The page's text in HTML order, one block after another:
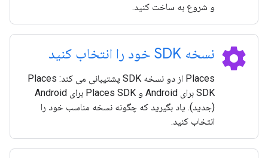
و شروع به ساخت کنید.
settings نسخه SDK خود را انتخاب کنید
Places از دو نسخه SDK پشتیبانی می کند: Places
SDK برای Android و Places SDK برای Android
(جدید). یاد بگیرید که چگونه نسخه مناسب خود را
انتخاب کنید.